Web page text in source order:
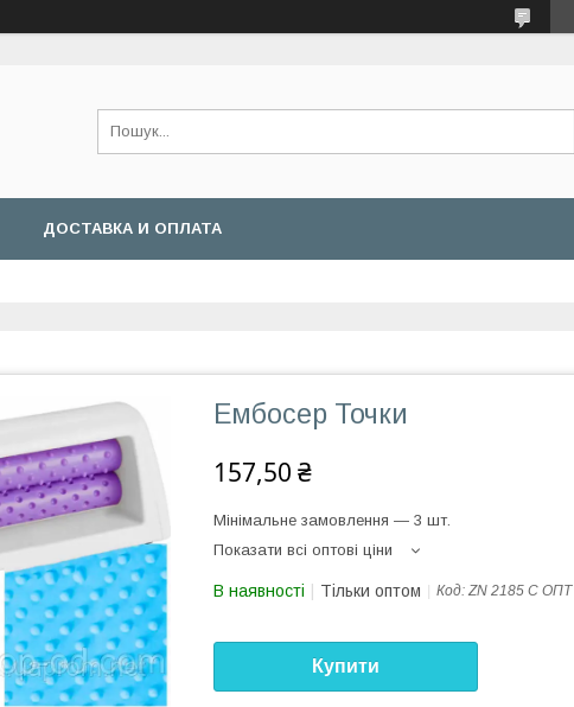
ДОСТАВКА И ОПЛАТА
Ембосер Точки
157,50 ₴
Мінімальне замовлення — 3 шт.
Показати всі оптові ціни
В наявності Тільки оптом Код: ZN 2185 С ОПТ
Купити